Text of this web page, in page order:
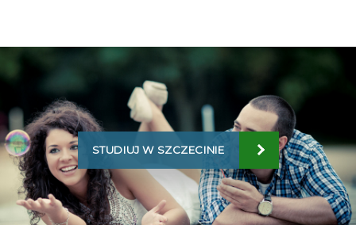
STUDIUJ W SZCZECINIE